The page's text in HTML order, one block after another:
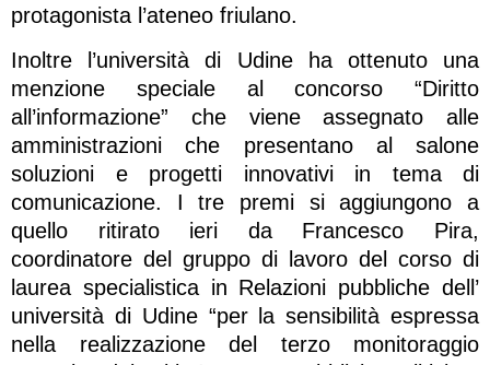
protagonista l’ateneo friulano.
Inoltre l’università di Udine ha ottenuto una
menzione speciale al concorso “Diritto
all’informazione” che viene assegnato alle
amministrazioni che presentano al salone
soluzioni e progetti innovativi in tema di
comunicazione. I tre premi si aggiungono a
quello ritirato ieri da Francesco Pira,
coordinatore del gruppo di lavoro del corso di
laurea specialistica in Relazioni pubbliche dell’
università di Udine “per la sensibilità espressa
nella realizzazione del terzo monitoraggio